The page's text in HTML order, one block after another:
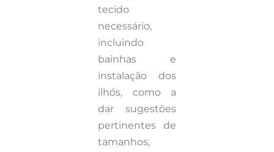
tecido
necessário,
incluindo
bainhas e
instalação dos
ilhós, como a
dar sugestões
pertinentes de
tamanhos,